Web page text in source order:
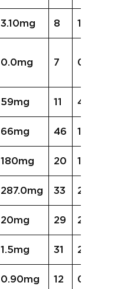
3.10mg 8 1.52mg
0.0mg 7 0.7mg
59mg 11 46mg
66mg 46 101mg
180mg 20 143mg
287.0mg 33
20mg 29 25mg
1.5mg 31 2.2mg
0.90mg 12 0.62mg